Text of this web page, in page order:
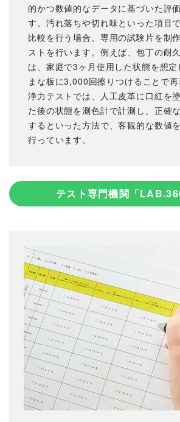
的かつ数値的なデータに基づいた評
す。汚れ落ちや切れ味といった項目
比較を行う場合、専用の試験片を制
ストを行います。例えば、包丁の耐
は、家庭で3ヶ月使用した状態を想
まな板に3,000回擦りつけることで
浄力テストでは、人工皮革に口紅を
た後の状態を測色計で計測し、正確
するといった方法で、客観的な数値
行っています。
テスト専門機関「